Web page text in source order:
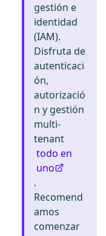
gestión e
identidad
(IAM).
Disfruta de
autenticaci
ón,
autorizació
n y gestión
multi-
tenant
todo en
uno
.
Recomend
amos
comenzar